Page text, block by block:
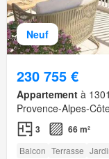
Neuf
230 755 €
Appartement à
Provence-Alpes-
3 66 m²
Balcon Terrasse